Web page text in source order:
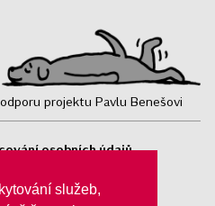
služeb,
projektu Pavlu Benešovi
osobních údajů